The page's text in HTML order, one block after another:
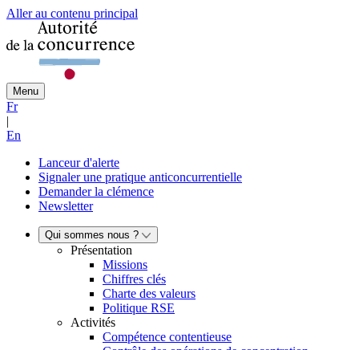
Aller au contenu principal
Menu
Fr
|
En
Lanceur d'alerte
Signaler une pratique anticoncurrentielle
Demander la clémence
Newsletter
Qui sommes nous ?
Présentation
Missions
Chiffres clés
Charte des valeurs
Politique RSE
Activités
Compétence contentieuse